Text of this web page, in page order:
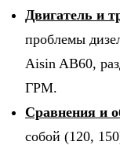
Двигатель и
проблемы
Aisin AB60,
ГРМ.
Сравнения и
собой (120,